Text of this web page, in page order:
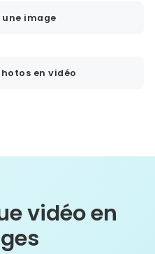
une image
en vidéo
vidéo en